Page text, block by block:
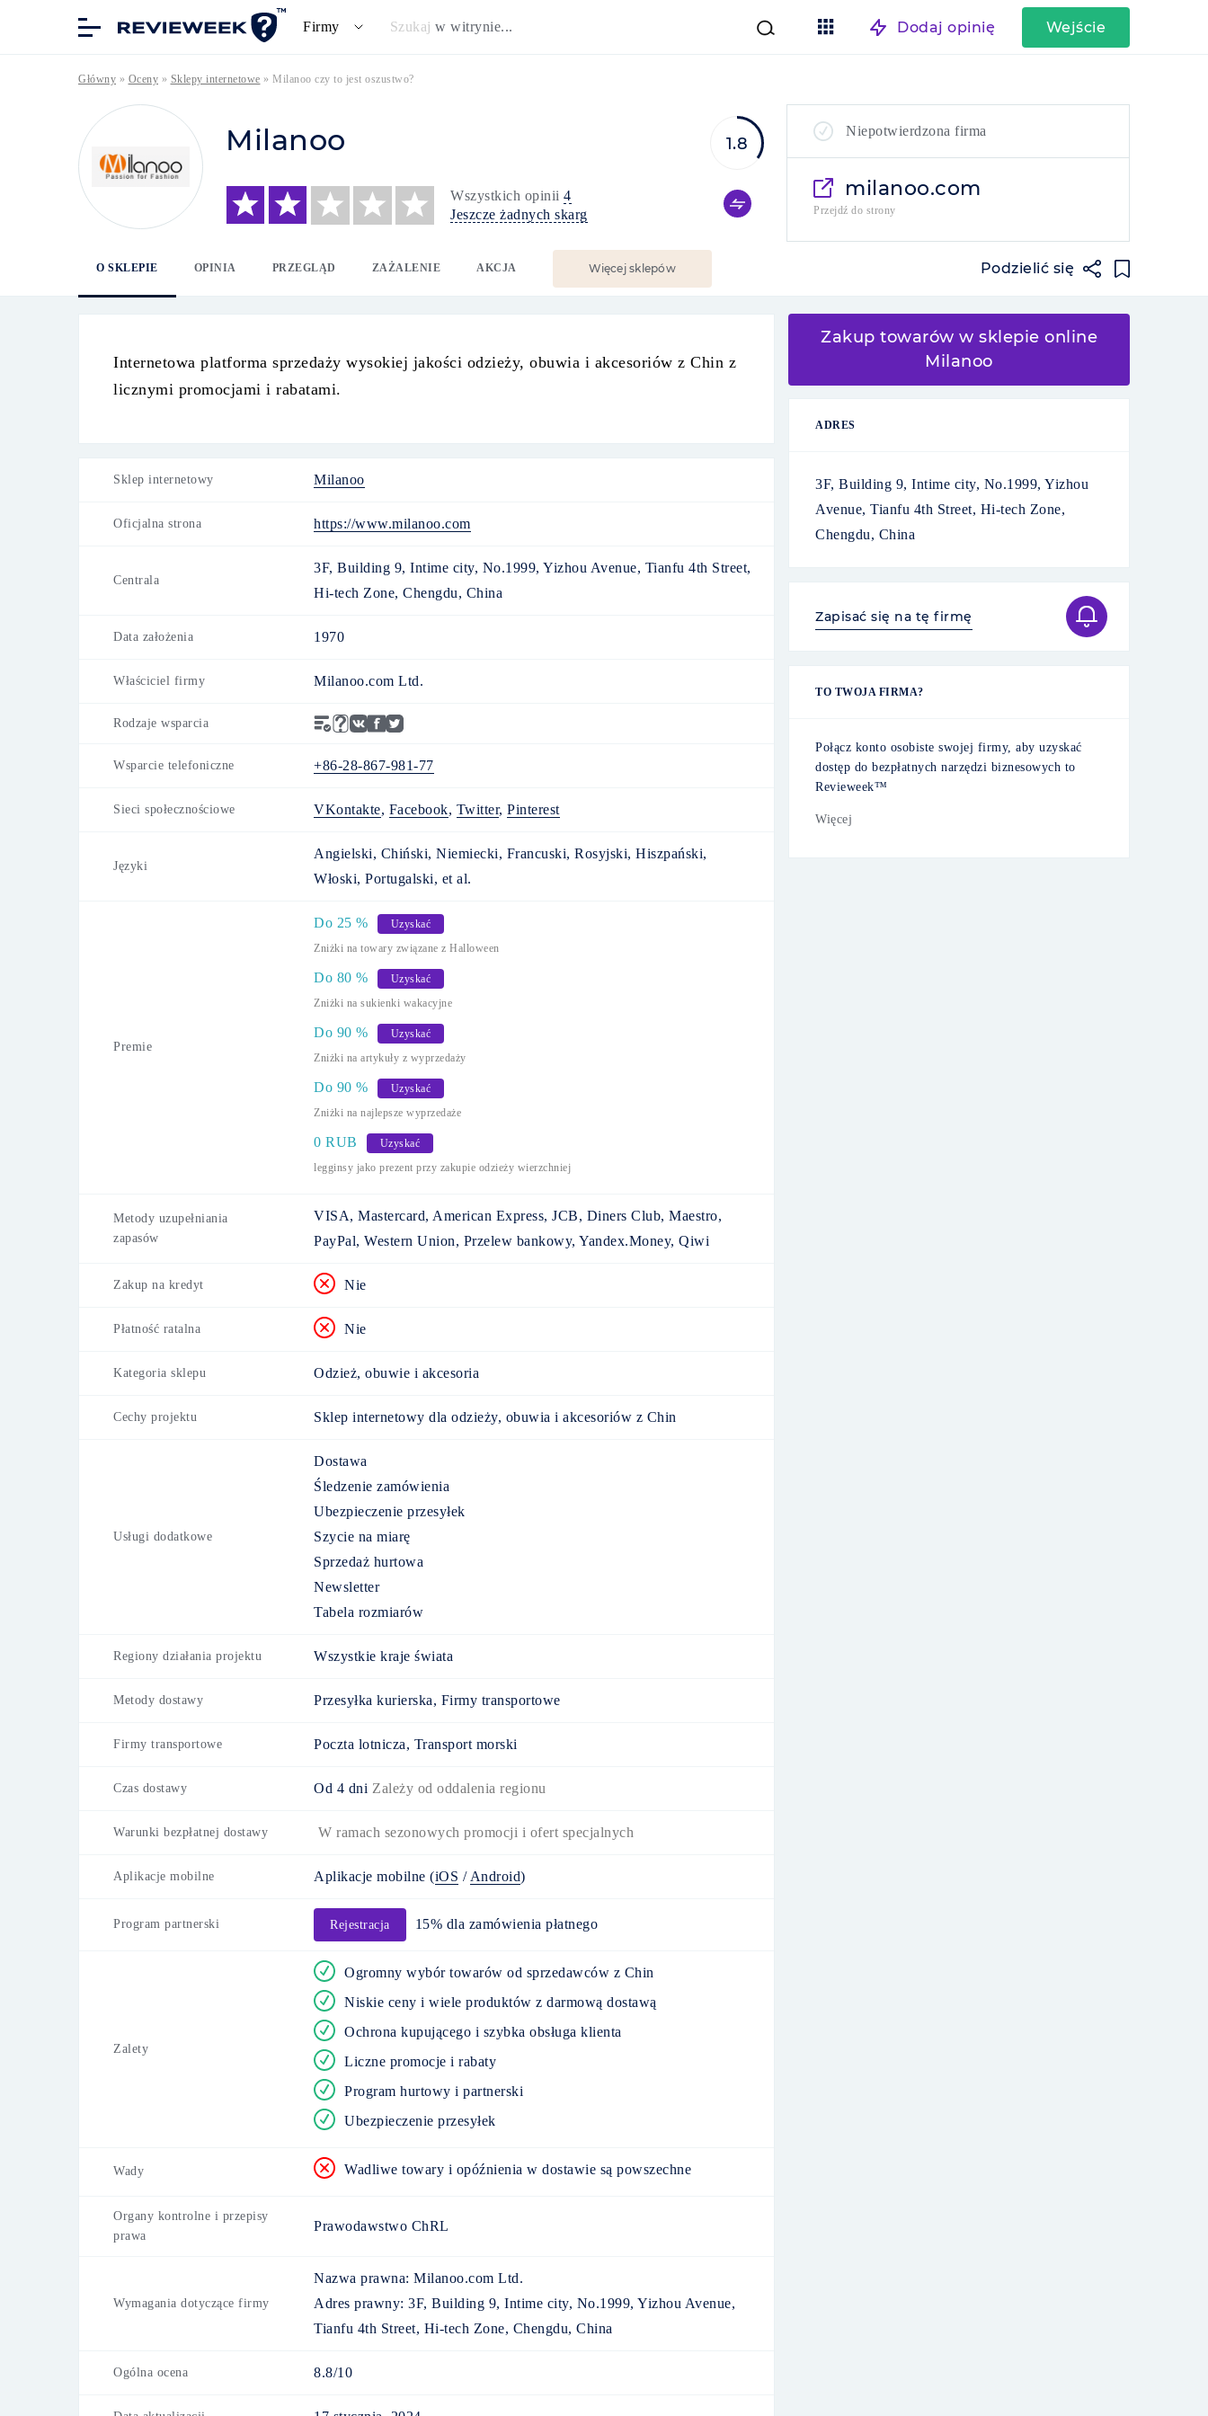
Firmy Szukaj w witrynie... Dodaj opinię Wejście
Główny » Oceny » Sklepy internetowe » Milanoo czy to jest oszustwo?
Milanoo
Wszystkich opinii 4
Jeszcze żadnych skarg
1.8
Niepotwierdzona firma
milanoo.com
Przejdź do strony
O SKLEPIE OPINIA PRZEGLĄD ZAŻALENIE AKCJA Więcej sklepów Podzielić się
Internetowa platforma sprzedaży wysokiej jakości odzieży, obuwia i akcesoriów z Chin z
licznymi promocjami i rabatami.
Sklep internetowy Milanoo
Oficjalna strona https://www.milanoo.com
Centrala
3F, Building 9, Intime city, No.1999, Yizhou Avenue, Tianfu 4th Street,
Hi-tech Zone, Chengdu, China
Data założenia 1970
Właściciel firmy Milanoo.com Ltd.
Rodzaje wsparcia
Wsparcie telefoniczne +86-28-867-981-77
Sieci społecznościowe VKontakte, Facebook, Twitter, Pinterest
Języki
Angielski, Chiński, Niemiecki, Francuski, Rosyjski, Hiszpański,
Włoski, Portugalski, et al.
Premie
Do 25 %
Uzyskać
Zniżki na towary związane z Halloween
Do 80 %
Uzyskać
Zniżki na sukienki wakacyjne
Do 90 %
Uzyskać
Zniżki na artykuły z wyprzedaży
Do 90 %
Uzyskać
Zniżki na najlepsze wyprzedaże
0 RUB
Uzyskać
legginsy jako prezent przy zakupie odzieży wierzchniej
Metody uzupełniania
zapasów
VISA, Mastercard, American Express, JCB, Diners Club, Maestro,
PayPal, Western Union, Przelew bankowy, Yandex.Money, Qiwi
Zakup na kredyt Nie
Płatność ratalna Nie
Kategoria sklepu Odzież, obuwie i akcesoria
Cechy projektu Sklep internetowy dla odzieży, obuwia i akcesoriów z Chin
Usługi dodatkowe
Dostawa
Śledzenie zamówienia
Ubezpieczenie przesyłek
Szycie na miarę
Sprzedaż hurtowa
Newsletter
Tabela rozmiarów
Regiony działania projektu Wszystkie kraje świata
Metody dostawy Przesyłka kurierska, Firmy transportowe
Firmy transportowe Poczta lotnicza, Transport morski
Czas dostawy Od 4 dni Zależy od oddalenia regionu
Warunki bezpłatnej dostawy W ramach sezonowych promocji i ofert specjalnych
Aplikacje mobilne Aplikacje mobilne (iOS / Android)
Program partnerski Rejestracja 15% dla zamówienia płatnego
Zalety
Ogromny wybór towarów od sprzedawców z Chin
Niskie ceny i wiele produktów z darmową dostawą
Ochrona kupującego i szybka obsługa klienta
Liczne promocje i rabaty
Program hurtowy i partnerski
Ubezpieczenie przesyłek
Wady Wadliwe towary i opóźnienia w dostawie są powszechne
Organy kontrolne i przepisy
prawa
Prawodawstwo ChRL
Wymagania dotyczące firmy
Nazwa prawna: Milanoo.com Ltd.
Adres prawny: 3F, Building 9, Intime city, No.1999, Yizhou Avenue,
Tianfu 4th Street, Hi-tech Zone, Chengdu, China
Ogólna ocena 8.8/10
Zakup towarów w sklepie online
Milanoo
ADRES
3F, Building 9, Intime city, No.1999, Yizhou
Avenue, Tianfu 4th Street, Hi-tech Zone,
Chengdu, China
Zapisać się na tę firmę
TO TWOJA FIRMA?
Połącz konto osobiste swojej firmy, aby uzyskać
dostęp do bezpłatnych narzędzi biznesowych to
Revieweek™
Więcej